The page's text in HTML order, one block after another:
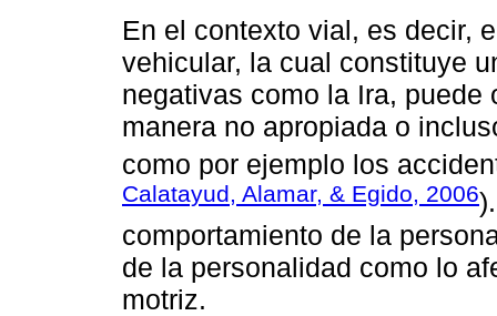
En el contexto vial, es decir,
vehicular, la cual constituye
negativas como la Ira,
manera no apropiada o
como por ejemplo los
Calatayud, Alamar, & Egido, 2006
comportamiento de la
de la personalidad como lo
motriz.